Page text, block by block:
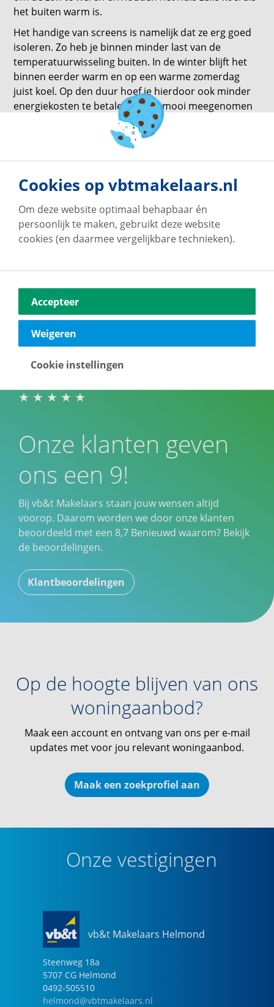
het buiten warm is.
Het handige van screens is namelijk dat ze erg goed
isoleren. Zo heb je binnen minder last van de
temperatuurwisseling buiten. In de winter blijft het
binnen eerder warm en op een warme zomerdag
juist koel. Op den duur hoef je hierdoor ook minder
energiekosten te betalen. Dat is mooi meegenomen
en maakt het de investering waard.
Onze klanten geven
ons een 9!
Bij vb&t Makelaars staan jouw wensen altijd
voorop. Daarom worden we door onze klanten
beoordeeld met een 8,7 Benieuwd waarom? Bekijk
de beoordelingen.
Klantbeoordelingen
Op de hoogte blijven van ons
woningaanbod?
Maak een account en ontvang van ons per e-mail
updates met voor jou relevant woningaanbod.
Maak een zoekprofiel aan
Onze vestigingen
vb&t Makelaars Helmond
Steenweg 18a
5707 CG Helmond
0492-505510
helmond@vbtmakelaars.nl
Cookies op vbtmakelaars.nl
Om deze website optimaal behapbaar én
persoonlijk te maken, gebruikt deze website
cookies (en daarmee vergelijkbare technieken).
Accepteer
Weigeren
Cookie instellingen